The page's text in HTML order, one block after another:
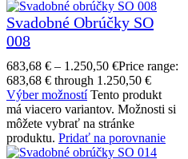
Svadobné Obrúčky SO
008
683,68 € – 1.250,50 €Price range:
683,68 € through 1.250,50 €
Výber možností Tento produkt
má viacero variantov. Možnosti si
môžete vybrať na stránke
produktu. Pridať na porovnanie